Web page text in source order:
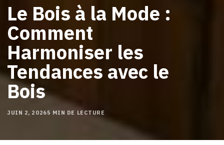
Le Bois à la Mode :
Comment
Harmoniser les
Tendances avec le
Bois
JUIN 2, 20265 MIN DE LECTURE